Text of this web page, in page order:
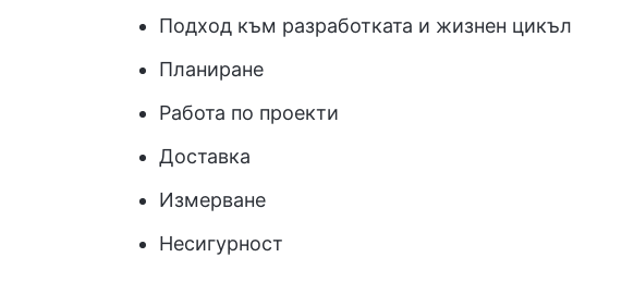
Подход към разработката и жизнен цикъл
Планиране
Работа по проекти
Доставка
Измерване
Несигурност